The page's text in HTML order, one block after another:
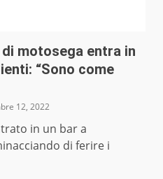
motosega entra in
“Sono come
12, 2022
in un bar a
di ferire i